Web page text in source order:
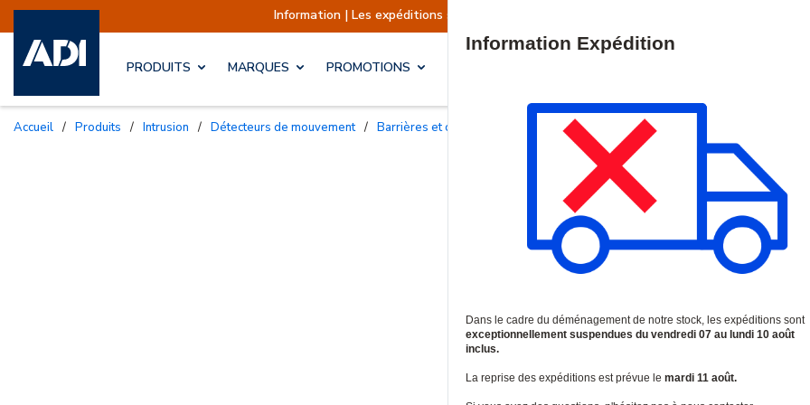
Information | Les expéditions sont actuellement suspendues Reprise prévue le mardi
PRODUITS MARQUES PROMOTIONS
Accueil / Produits / Intrusion / Détecteurs de mouvement / Barrières et colonnes infrarouges